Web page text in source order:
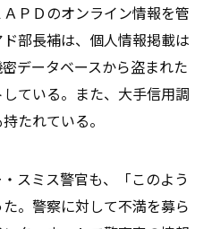
ＰＤのオンライン情報を管
部長補は、個人情報掲載は
データベースから盗まれた
ている。また、大手信用調
たれている。
スミス警官も、「このよう
。警察に対して不満を募ら